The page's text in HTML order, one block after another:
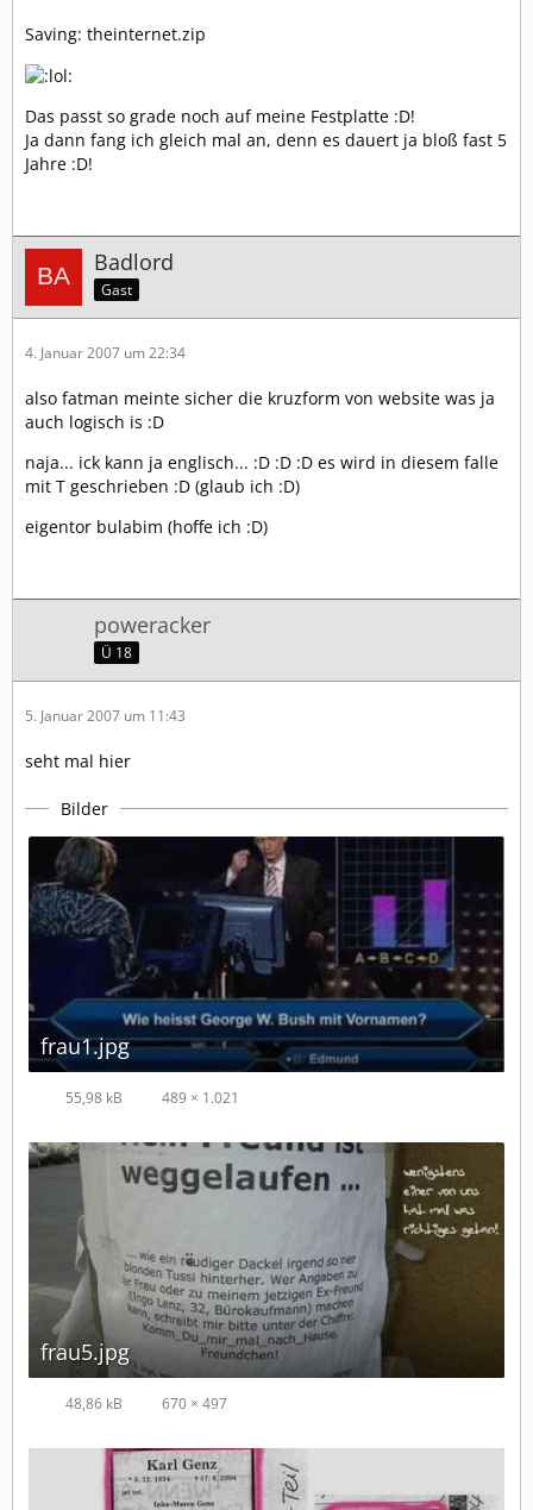
Saving: theinternet.zip
Das passt so grade noch auf meine Festplatte :D!
Ja dann fang ich gleich mal an, denn es dauert ja bloß fast 5
Jahre :D!
Badlord
Gast
4. Januar 2007 um 22:34
also fatman meinte sicher die kruzform von website was ja
auch logisch is :D
naja... ick kann ja englisch... :D :D :D es wird in diesem falle
mit T geschrieben :D (glaub ich :D)
eigentor bulabim (hoffe ich :D)
poweracker
Ü 18
5. Januar 2007 um 11:43
seht mal hier
Bilder
frau1.jpg
55,98 kB 489 × 1.021
frau5.jpg
48,86 kB 670 × 497